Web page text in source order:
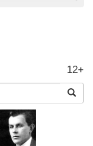
12+